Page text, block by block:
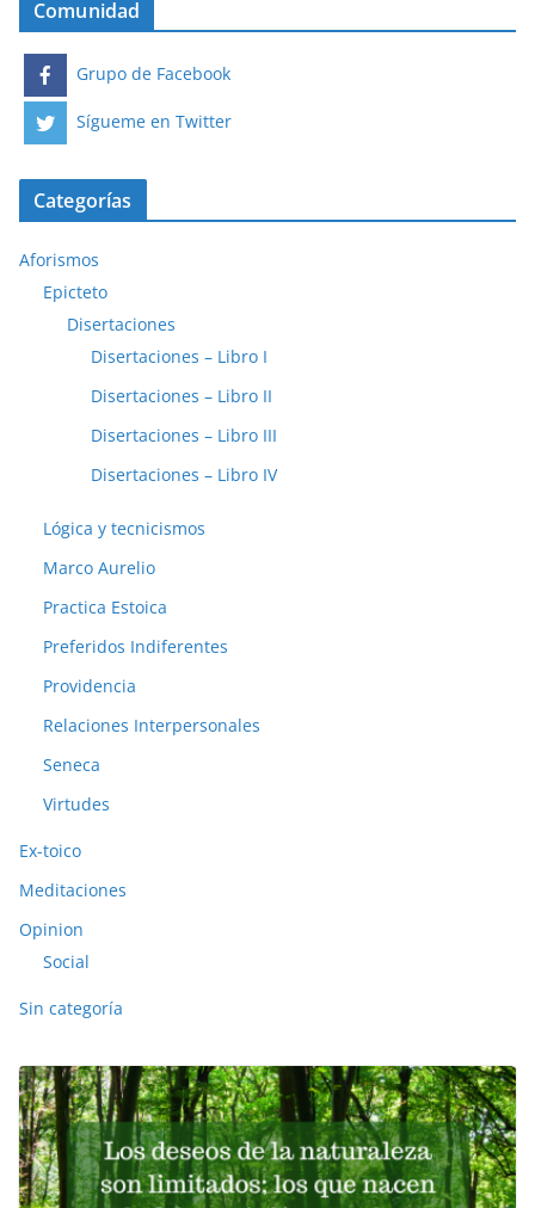
Comunidad
Grupo de Facebook
Sígueme en Twitter
Categorías
Aforismos
Epicteto
Disertaciones
Disertaciones – Libro I
Disertaciones – Libro II
Disertaciones – Libro III
Disertaciones – Libro IV
Lógica y tecnicismos
Marco Aurelio
Practica Estoica
Preferidos Indiferentes
Providencia
Relaciones Interpersonales
Seneca
Virtudes
Ex-toico
Meditaciones
Opinion
Social
Sin categoría